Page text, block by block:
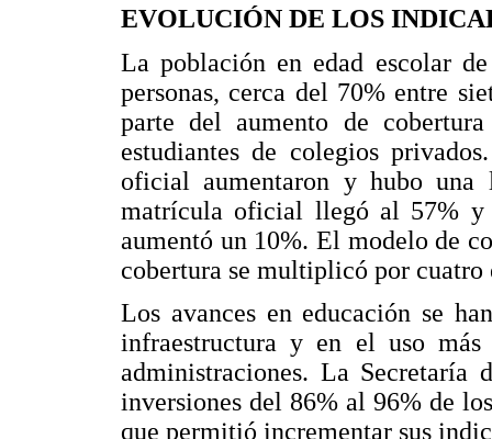
EVOLUCIÓN DE LOS
La población en edad escolar
personas, cerca del 70% entre
parte del aumento de
estudiantes de colegios
oficial aumentaron y hubo
matrícula oficial llegó al 57% y
aumentó un 10%. El modelo de
cobertura se multiplicó por cuatro
Los avances en educación se
infraestructura y en el uso
administraciones. La Secretaría
inversiones del 86% al 96% de
que permitió incrementar sus